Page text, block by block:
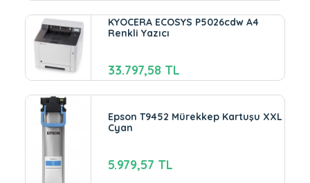
KYOCERA ECOSYS P5026cdw A4
Renkli Yazıcı
33.797,58 TL
Epson T9452 Mürekkep Kartuşu XXL
Cyan
5.979,57 TL